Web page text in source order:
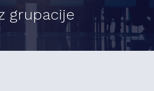
grupacije